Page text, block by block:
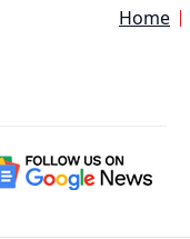
Home